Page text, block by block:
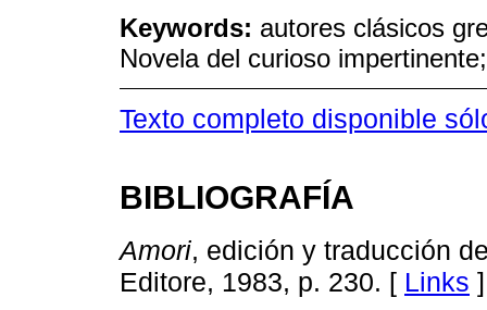
Keywords: autores clásicos
Novela del curioso
Texto completo disponible
BIBLIOGRAFÍA
Amori, edición y traducción
Editore, 1983, p. 230. [ Links ]